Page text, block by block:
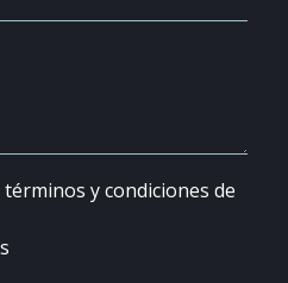
y condiciones de